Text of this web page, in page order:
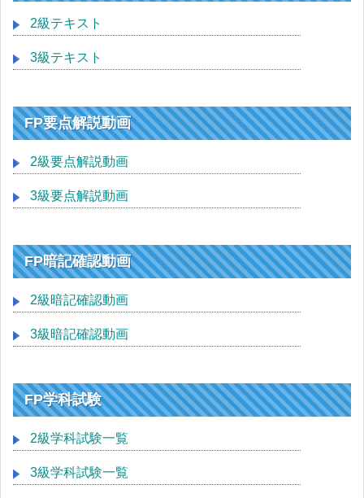
2級テキスト
3級テキスト
FP要点解説動画
2級要点解説動画
3級要点解説動画
FP暗記確認動画
2級暗記確認動画
3級暗記確認動画
FP学科試験
2級学科試験一覧
3級学科試験一覧